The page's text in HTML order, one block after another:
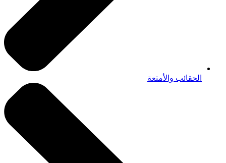
الحقائب والأمتعة